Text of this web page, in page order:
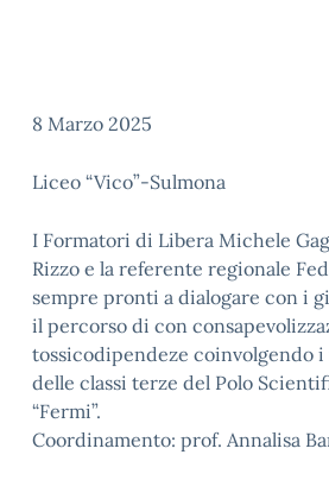
8 Marzo 2025
Liceo “Vico”-Sulmona
I Formatori di Libera Michele
Rizzo e la referente regionale
sempre pronti a dialogare con i
il percorso di con
tossicodipendeze coinvolgendo
delle classi terze del Polo
“Fermi”.
Coordinamento: prof. Annalisa